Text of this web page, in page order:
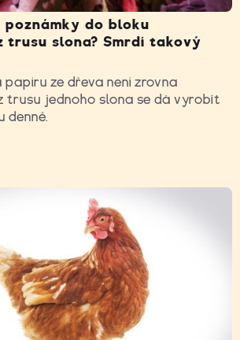
poznámky do bloku
trusu slona? Smrdí takový
ze dřeva není zrovna
trusu jednoho slona se dá vyrobit
denně.